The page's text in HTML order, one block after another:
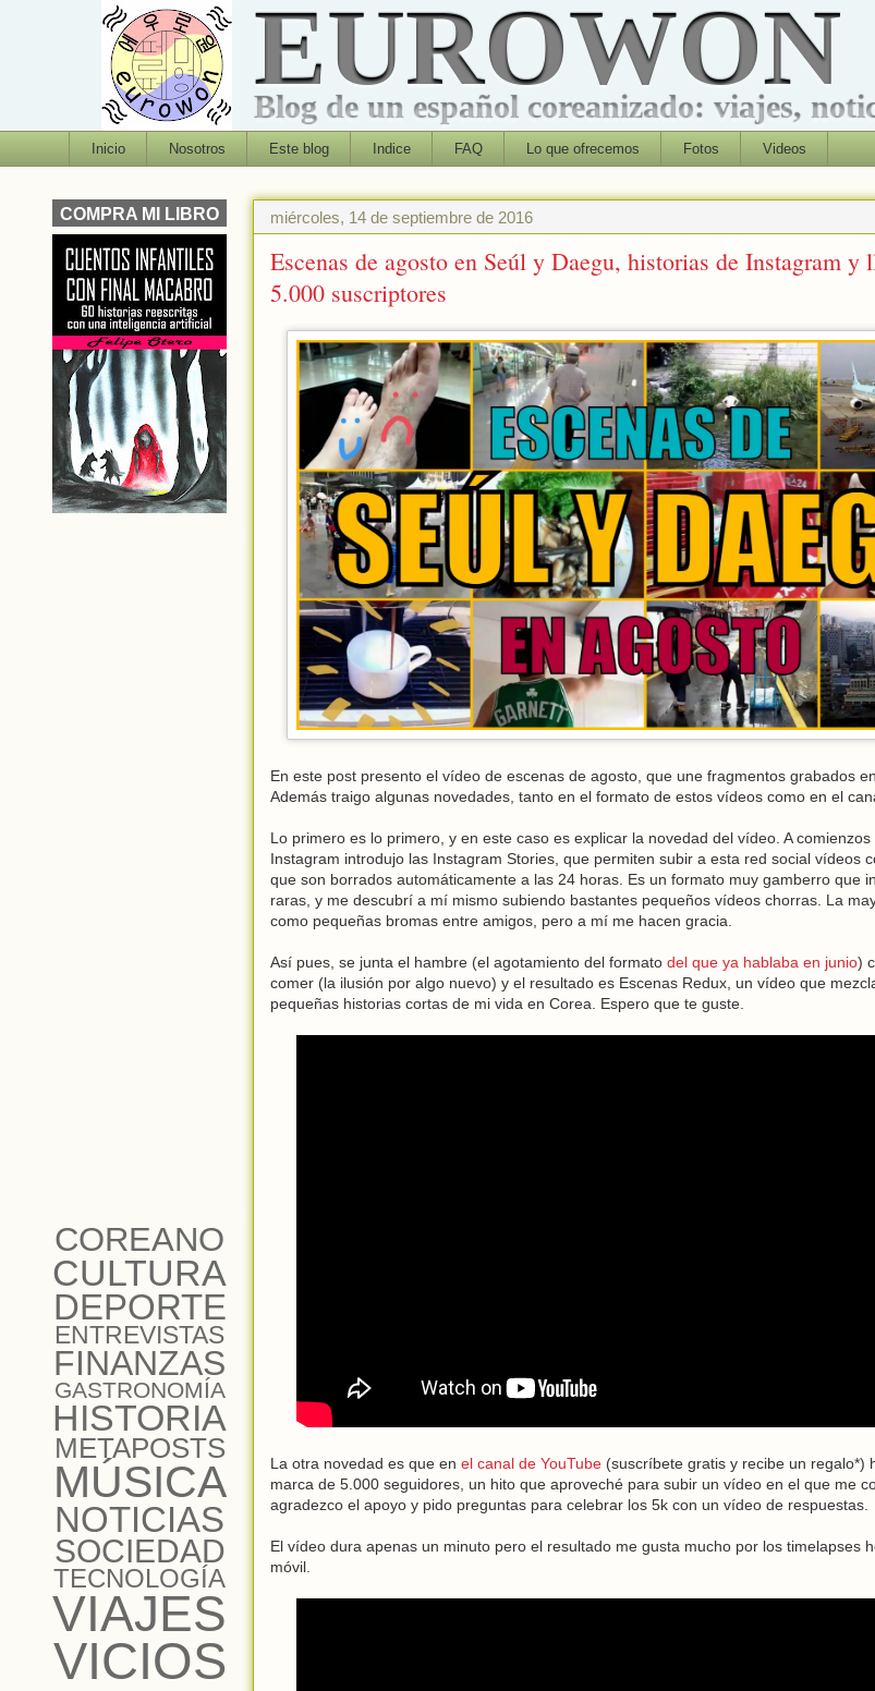
EUROWON
Blog de un español coreanizado: viajes,
Inicio Nosotros Este blog Indice FAQ Lo que ofrecemos Fotos Videos
miércoles, 14 de septiembre de 2016
Escenas de agosto en Seúl y Daegu, historias de Instagram y
5.000 suscriptores
En este post presento el vídeo de escenas de agosto, que une fragmentos grabados en
Además traigo algunas novedades, tanto en el formato de estos vídeos como en el
Lo primero es lo primero, y en este caso es explicar la novedad del vídeo. A comienzos
Instagram introdujo las Instagram Stories, que permiten subir a esta red social vídeos
que son borrados automáticamente a las 24 horas. Es un formato muy gamberro que
raras, y me descubrí a mí mismo subiendo bastantes pequeños vídeos chorras. La
como pequeñas bromas entre amigos, pero a mí me hacen gracia.
Así pues, se junta el hambre (el agotamiento del formato del que ya hablaba en junio)
comer (la ilusión por algo nuevo) y el resultado es Escenas Redux, un vídeo que
pequeñas historias cortas de mi vida en Corea. Espero que te guste.
La otra novedad es que en el canal de YouTube (suscríbete gratis y recibe un regalo*)
marca de 5.000 seguidores, un hito que aproveché para subir un vídeo en el que me
agradezco el apoyo y pido preguntas para celebrar los 5k con un vídeo de respuestas.
El vídeo dura apenas un minuto pero el resultado me gusta mucho por los timelapses
móvil.
COMPRA MI LIBRO
COREANO
CULTURA
DEPORTE
ENTREVISTAS
FINANZAS
GASTRONOMÍA
HISTORIA
METAPOSTS
MÚSICA
NOTICIAS
SOCIEDAD
TECNOLOGÍA
VIAJES
VICIOS